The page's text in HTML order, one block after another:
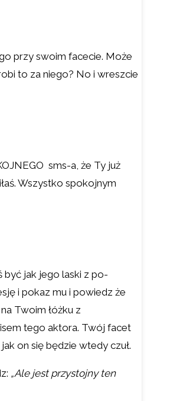
przy swoim facecie. Może
to za niego? No i wreszcie
sms-a, że Ty już
Wszystko spokojnym
być jak jego laski z po-
i pokaz mu i powiedz że
Twoim łóżku z
tego aktora. Twój facet
on się będzie wtedy czuł.
„Ale jest przystojny ten